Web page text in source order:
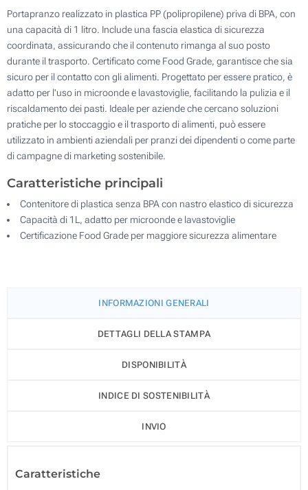
Portapranzo realizzato in plastica PP (polipropilene) priva di BPA, con
una capacità di 1 litro. Include una fascia elastica di sicurezza
coordinata, assicurando che il contenuto rimanga al suo posto
durante il trasporto. Certificato come Food Grade, garantisce che sia
sicuro per il contatto con gli alimenti. Progettato per essere pratico, è
adatto per l'uso in microonde e lavastoviglie, facilitando la pulizia e il
riscaldamento dei pasti. Ideale per aziende che cercano soluzioni
pratiche per lo stoccaggio e il trasporto di alimenti, può essere
utilizzato in ambienti aziendali per pranzi dei dipendenti o come parte
di campagne di marketing sostenibile.
Caratteristiche principali
Contenitore di plastica senza BPA con nastro elastico di sicurezza
Capacità di 1L, adatto per microonde e lavastoviglie
Certificazione Food Grade per maggiore sicurezza alimentare
INFORMAZIONI GENERALI
DETTAGLI DELLA STAMPA
DISPONIBILITÀ
INDICE DI SOSTENIBILITÀ
INVIO
Caratteristiche